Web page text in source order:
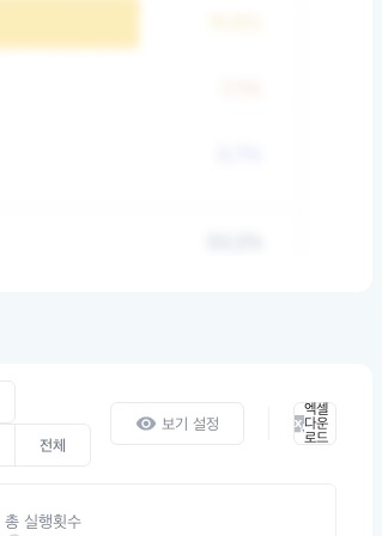
전체
보기 설정
엑셀
다운
로드
총 실행횟수